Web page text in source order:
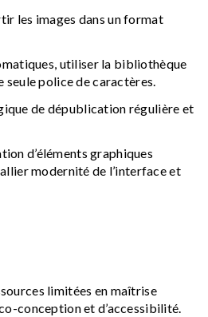
les images dans un format
utiliser la bibliothèque
police de caractères.
de dépublication régulière et
d’éléments graphiques
modernité de l’interface et
limitées en maîtrise
conception et d’accessibilité.